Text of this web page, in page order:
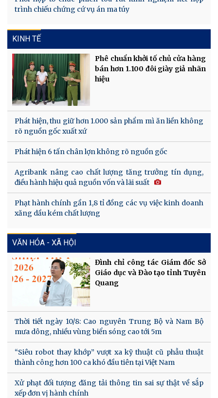
trình chiếu chứng cứ vụ án ma túy
KINH TẾ
Phê chuẩn khởi tố chủ cửa hàng
bán hơn 1.100 đôi giày giả nhãn
hiệu
Phát hiện, thu giữ hơn 1.000 sản phẩm mì ăn liền không
rõ nguồn gốc xuất xứ
Phát hiện 6 tấn chân lợn không rõ nguồn gốc
Agribank nâng cao chất lượng tăng trưởng tín dụng,
điều hành hiệu quả nguồn vốn và lãi suất
Phạt hành chính gần 1,8 tỉ đồng các vụ việc kinh doanh
xăng dầu kém chất lượng
VĂN HÓA - XÃ HỘI
Đình chỉ công tác Giám đốc Sở
Giáo dục và Đào tạo tỉnh Tuyên
Quang
Thời tiết ngày 10/8: Cao nguyên Trung Bộ và Nam Bộ
mưa dông, nhiều vùng biển sóng cao tới 5m
“Siêu robot thay khớp” vượt xa kỹ thuật cũ phẫu thuật
thành công hơn 100 ca khó đầu tiên tại Việt Nam
Xử phạt đối tượng đăng tải thông tin sai sự thật về sắp
xếp đơn vị hành chính